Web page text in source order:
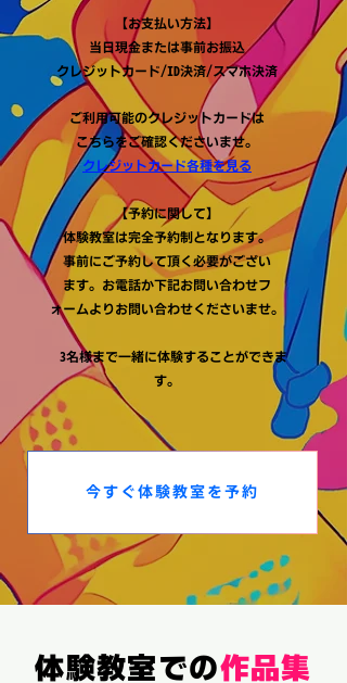
【お支払い方法】
当日現金または事前お振込
​クレジットカード/ID決済/スマホ決済
ご利用可能のクレジットカードは
こちらをご確認くださいませ。
クレジットカード各種を見る
【予約に関して】
体験教室は完全予約制となります。
事前にご予約して頂く必要がござい
ます。お電話か下記お問い合わせフ
ォームよりお問い合わせくださいませ。
3名様まで一緒に体験することができま
す。
今すぐ体験教室を予約
体験教室での作品集